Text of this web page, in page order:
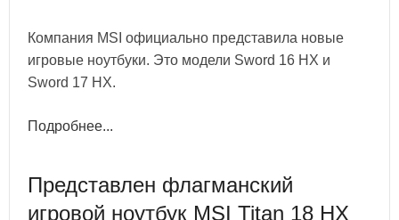
Компания MSI официально представила новые
игровые ноутбуки. Это модели Sword 16 HX и
Sword 17 HX.
Подробнее...
Представлен флагманский
игровой ноутбук MSI Titan 18 HX